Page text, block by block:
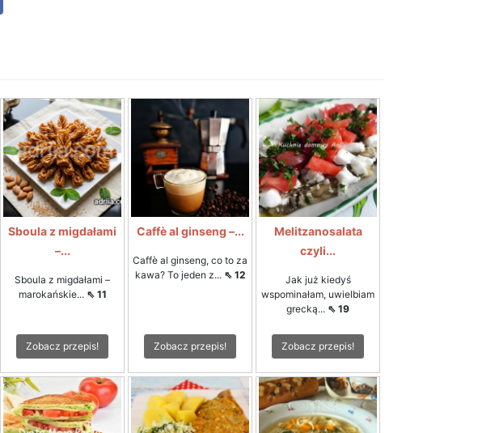
Sboula z migdałami
–...
Sboula z migdałami –
marokańskie... ⇖ 11
Zobacz przepis!
Caffè al ginseng –...
Caffè al ginseng, co to za
kawa? To jeden z... ⇖ 12
Zobacz przepis!
Melitzanosalata
czyli...
Jak już kiedyś
wspominałam, uwielbiam
grecką... ⇖ 19
Zobacz przepis!